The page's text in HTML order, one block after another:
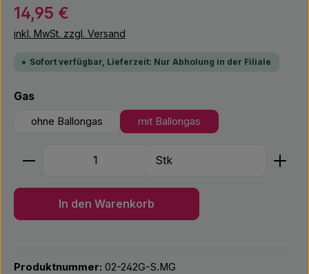
Regulärer Preis:
14,95 €
inkl. MwSt. zzgl. Versand
Sofort verfügbar, Lieferzeit: Nur Abholung in der Filiale
Gasauswählen
ohne Ballongas mit Ballongas
Produkt Anzahl: Gib den gewünschten Wert ein
Stk
In den Warenkorb
Produktnummer: 02-242G-S.MG